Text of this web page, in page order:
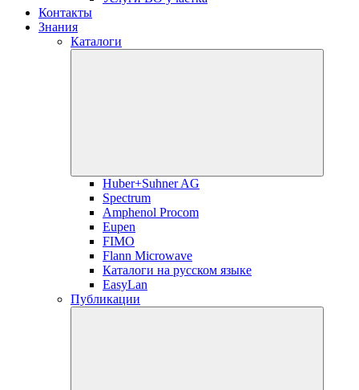
Контакты
Знания
Каталоги
Huber+Suhner AG
Spectrum
Amphenol Procom
Eupen
FIMO
Flann Microwave
Каталоги на русском языке
EasyLan
Публикации